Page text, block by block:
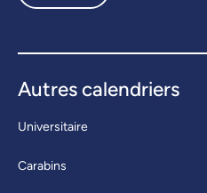
Autres calendriers
Universitaire
Carabins